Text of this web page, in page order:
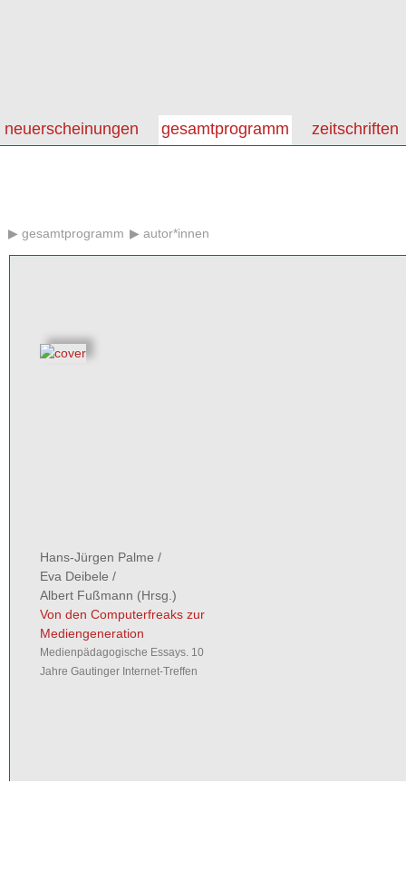
neuerscheinungen gesamtprogramm zeitschriften
gesamtprogramm autor*innen
Hans-Jürgen Palme /
Eva Deibele /
Albert Fußmann (Hrsg.)
Von den Computerfreaks zur
Mediengeneration
Medienpädagogische Essays. 10
Jahre Gautinger Internet-Treffen